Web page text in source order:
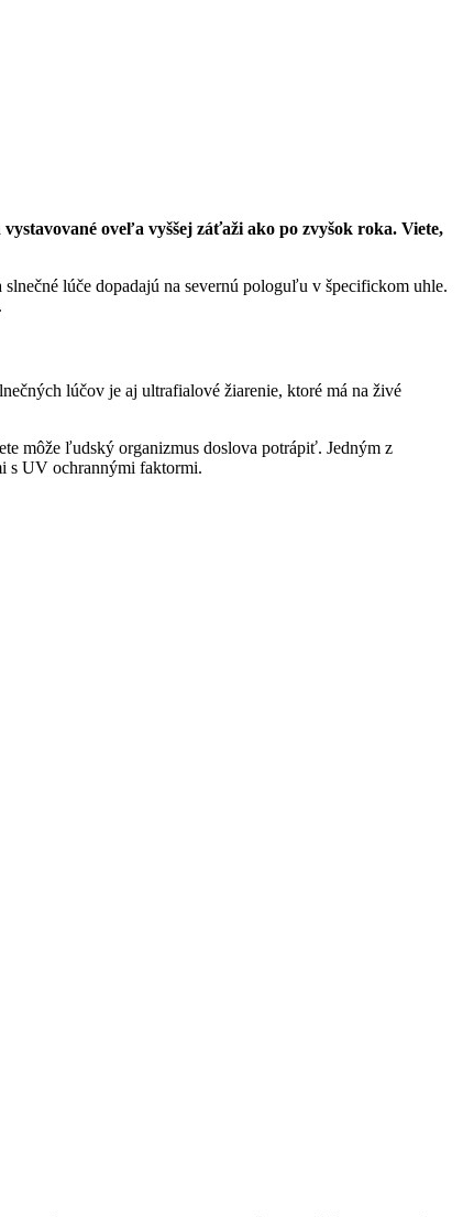
oveľa vyššej záťaži ako po zvyšok roka. Viete,
lúče dopadajú na severnú pologuľu v špecifickom uhle.
lúčov je aj ultrafialové žiarenie, ktoré má na živé
môže ľudský organizmus doslova potrápiť. Jedným z
s UV ochrannými faktormi.